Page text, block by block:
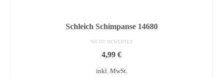
Schleich Schimpanse 14680
NICHT BEWERTET
4,99 €
inkl. MwSt.